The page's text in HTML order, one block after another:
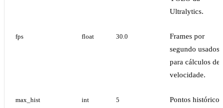
Ultralytics.
fps float 30.0
Frames por
segundo usados
para cálculos de
velocidade.
max_hist int 5
Pontos históricos